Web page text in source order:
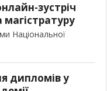
зустріч
магістратуру
Національної
дипломів у